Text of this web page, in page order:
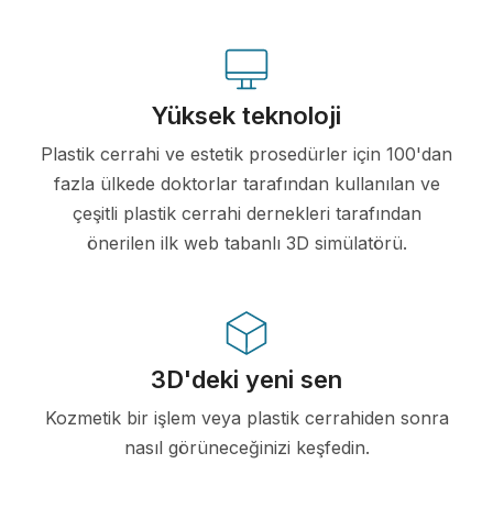
Yüksek teknoloji
Plastik cerrahi ve estetik prosedürler için 100'dan
fazla ülkede doktorlar tarafından kullanılan ve
çeşitli plastik cerrahi dernekleri tarafından
önerilen ilk web tabanlı 3D simülatörü.
3D'deki yeni sen
Kozmetik bir işlem veya plastik cerrahiden sonra
nasıl görüneceğinizi keşfedin.